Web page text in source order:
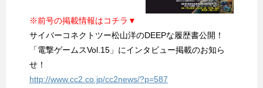
※前号の掲載情報はコチラ▼
サイバーコネクトツー松山洋のDEEPな履歴書公開！
「電撃ゲームスVol.15」にインタビュー掲載のお知ら
せ！
http://www.cc2.co.jp/cc2news/?p=587